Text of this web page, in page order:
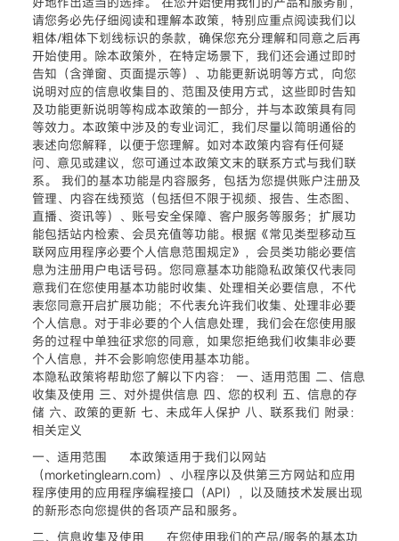
请您务必先仔细阅读和理解本政策，特别应重点阅读我们以
粗体/粗体下划线标识的条款，确保您充分理解和同意之后再
开始使用。除本政策外，在特定场景下，我们还会通过即时
告知（含弹窗、页面提示等）、功能更新说明等方式，向您
说明对应的信息收集目的、范围及使用方式，这些即时告知
及功能更新说明等构成本政策的一部分，并与本政策具有同
等效力。本政策中涉及的专业词汇，我们尽量以简明通俗的
表述向您解释，以便于您理解。如对本政策内容有任何疑
问、意见或建议，您可通过本政策文末的联系方式与我们联
系。 我们的基本功能是内容服务，包括为您提供账户注册及
管理、内容在线预览（包括但不限于视频、报告、生态图、
直播、资讯等）、账号安全保障、客户服务等服务；扩展功
能包括站内检索、会员充值等功能。根据《常见类型移动互
联网应用程序必要个人信息范围规定》，会员类功能必要信
息为注册用户电话号码。您同意基本功能隐私政策仅代表同
意我们在您使用基本功能时收集、处理相关必要信息，不代
表您同意开启扩展功能；不代表允许我们收集、处理非必要
个人信息。对于非必要的个人信息处理，我们会在您使用服
务的过程中单独征求您的同意，如果您拒绝我们收集非必要
个人信息，并不会影响您使用基本功能。
本隐私政策将帮助您了解以下内容： 一、适用范围 二、信息
收集及使用 三、对外提供信息 四、您的权利 五、信息的存
储 六、政策的更新 七、未成年人保护 八、联系我们 附录：
相关定义
一、适用范围 本政策适用于我们以网站
（morketinglearn.com）、小程序以及供第三方网站和应用
程序使用的应用程序编程接口（API），以及随技术发展出现
的新形态向您提供的各项产品和服务。
二、信息收集及使用 在您使用我们的产品/服务的基本功